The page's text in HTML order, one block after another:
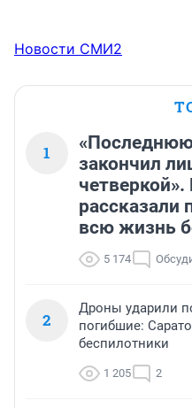
Новости СМИ2
1
закончил
четверкой».
рассказали
всю жизнь
5 174
2
Дроны ударили
погибшие:
беспилотники
1 205 2